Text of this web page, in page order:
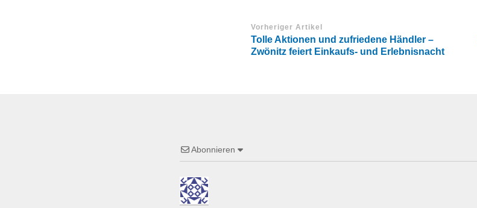
Vorheriger Artikel
Tolle Aktionen und zufriedene Händler –
Zwönitz feiert Einkaufs- und Erlebnisnacht
Abonnieren